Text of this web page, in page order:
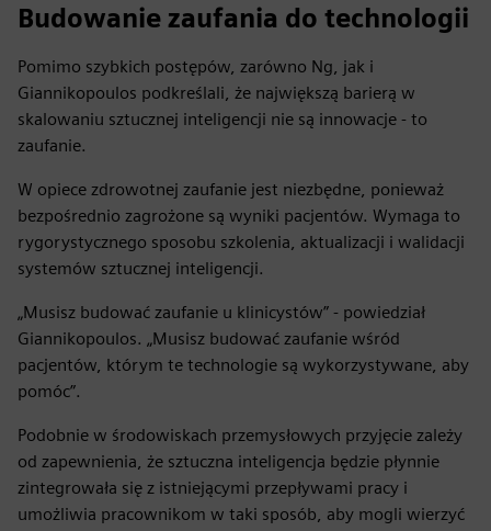
Budowanie zaufania do technologii
Pomimo szybkich postępów, zarówno Ng, jak i
Giannikopoulos podkreślali, że największą barierą w
skalowaniu sztucznej inteligencji nie są innowacje - to
zaufanie.
W opiece zdrowotnej zaufanie jest niezbędne, ponieważ
bezpośrednio zagrożone są wyniki pacjentów. Wymaga to
rygorystycznego sposobu szkolenia, aktualizacji i walidacji
systemów sztucznej inteligencji.
„Musisz budować zaufanie u klinicystów” - powiedział
Giannikopoulos. „Musisz budować zaufanie wśród
pacjentów, którym te technologie są wykorzystywane, aby
pomóc”.
Podobnie w środowiskach przemysłowych przyjęcie zależy
od zapewnienia, że sztuczna inteligencja będzie płynnie
zintegrowała się z istniejącymi przepływami pracy i
umożliwia pracownikom w taki sposób, aby mogli wierzyć